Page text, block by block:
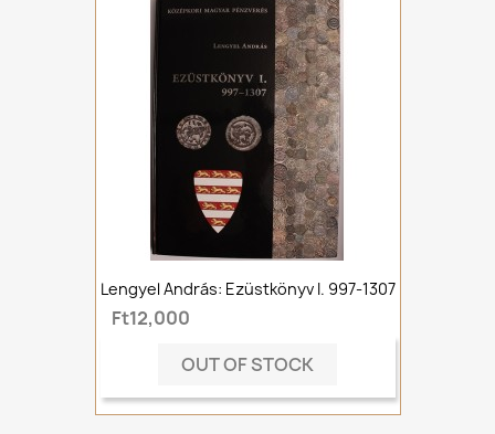
Lengyel András: Ezüstkönyv I. 997-1307
Ft12,000
OUT OF STOCK